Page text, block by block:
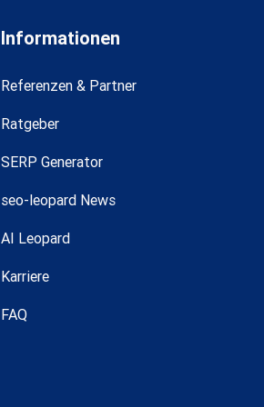
Informationen
Referenzen & Partner
Ratgeber
SERP Generator
seo-leopard News
AI Leopard
Karriere
FAQ